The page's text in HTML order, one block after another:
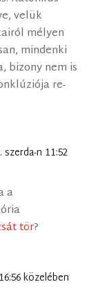
velük
mélyen
mindenki
bizony nem is
re-
szerda-n 11:52
a
tör?
közelében